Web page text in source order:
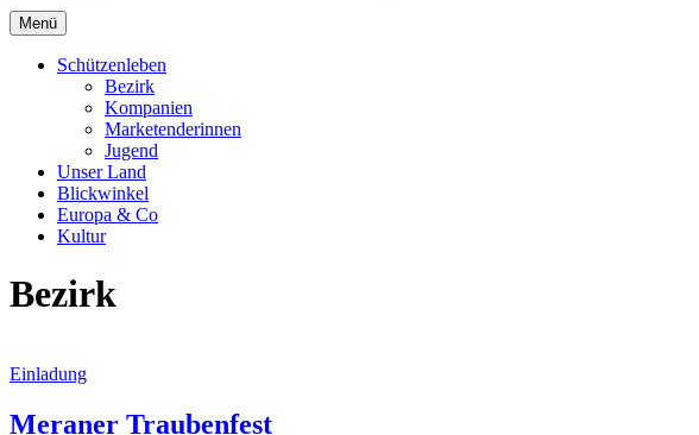
Menü
Schützenleben
Bezirk
Kompanien
Marketenderinnen
Jugend
Unser Land
Blickwinkel
Europa & Co
Kultur
Bezirk
Einladung
Meraner Traubenfest